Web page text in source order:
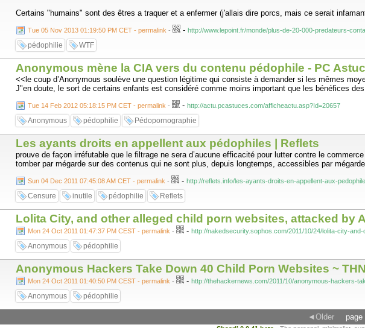
Certains "humains" sont des êtres a traquer et a enfermer (j'allais dire porcs, mais ce serait
Tue 05 Nov 2013 01:19:50 PM CET - permalink - - http://www.lepoint.fr/monde/plus-de-20-000-predateurs-
pédophilie WTF
Anonymous mène la CIA vers du contenu pédophile - PC
<<le coup d’Anonymous soulève une question légitime qui consiste à demander si les mêmes
J"en doute, le sort de certains enfants est considéré comme moins important que les bénéfices
Tue 14 Feb 2012 05:18:15 PM CET - permalink - - http://actu.pcastuces.com/afficheactu.asp?Id=20657
Anonymous pédophilie Pédopornographie
Les ayants droits en appellent aux pédophiles | Reflets
prouve de façon irréfutable que le filtrage ne sera d’aucune efficacité pour lutter contre le
tomber par mégarde sur des contenus qui ne sont plus, depuis longtemps, accessibles par
Sun 04 Dec 2011 07:45:08 AM CET - permalink - - http://reflets.info/les-ayants-droits-en-appellent-aux-
Censure inutile pédophilie Reflets
Lolita City, and other alleged child porn websites, attacked by
Mon 24 Oct 2011 01:47:37 PM CEST - permalink - - http://nakedsecurity.sophos.com/2011/10/24/lolita-city-
Anonymous pédophilie
Anonymous Hackers Take Down 40 Child Porn Websites ~
Mon 24 Oct 2011 01:40:50 PM CEST - permalink - - http://thehackernews.com/2011/10/anonymous-hackers-
Anonymous pédophilie
◄Older page